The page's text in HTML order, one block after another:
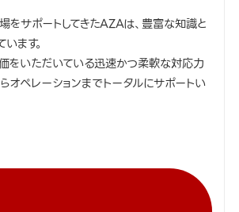
をサポートしてきたAZAは、豊富な知識と
ます。
をいただいている迅速かつ柔軟な対応力
オペレーションまでトータルにサポートい